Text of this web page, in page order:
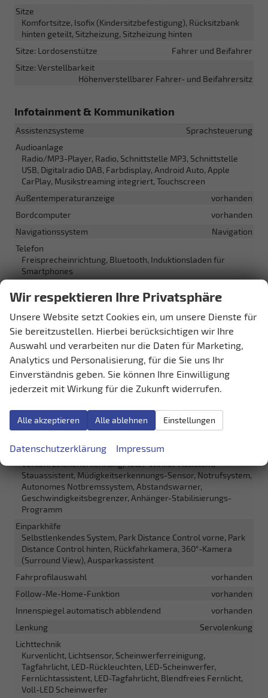
Sitze
Komfortsitze, Isofix (Kindersitzbefestigung), Rücksitzbank
hinten geteilt, Sitzheizung, Sitzheizung hinten
Sitze: Lordosenstütze
Fahrer und Beifahrer
Sitze: Verstellbarkeit
Höhenverstellbarer Fahrer- und Beifahrersitz
Infotainment & Kommunikation
Assistenzsysteme
Sprachsteuerung
Audioanlage
Radio/MP3-Player, Radio, Schnittstelle MP3, Schnittstelle
USB, Digitalradio DAB, Farbdisplay, Android Auto, Apple
CarPlay, Musikstreaming integriert, Touchscreen
Außentemperaturanzeige
vorhanden
Bordcomputer
vorhanden
Navigationssystem
Navigation
Telefon
Freisprecheinrichtung, Bluetooth, Induktionsladen für
Smartphones
Volldigitales Kombiinstrument (Virtual Cockpit)
vorhanden
Sicherheit & Assistenz
Airbags
Airbag, Fenster-/Kopfairbags Vorne, Beifahrerairbag
abschaltbar, Seitenairbags Vorne, Beifahrerairbag,
Fenster-/Kopfairbags Hinten
Regensensor, Tempomat, Notbremsassistent (City-Safety),
Berganfahrassistent, Spurhalteassistent,
Abstandstempomat adaptiv (ACC),
Verkehrzeichenerkennung, Toter-Winkel-Assistent,
Stauassistent, Müdigkeitserkennungs-Sensor, Notrufsystem,
Autonomes Notbremssystem, Abstandswarner,
Geschwindigkeitsbegrenzer, Anhänger-Stabilisierungs-
Programm
Einparkhilfe
Selbstlenkendes System, Park Distance Control vorne, Park
Distance Control hinten, Rückfahrkamera, 360°-Kamera
(Surround View), Ausparkassistent
Fahrprofilauswahl
vorhanden
Follow-Me-Home-Funktion
vorhanden
Innenspiegel automatisch abblendend
vorhanden
Lenkung
Servolenkung
Lichttechnik
Kurvenlicht, Lichtsensor, Scheinwerferreinigung,
Tagfahrlicht, LED-Rückleuchten, LED-Scheinwerfer,
Fernlichtassistent, LED-Tagfahrlicht, Blendfreies Fernlicht,
Voll-LED Scheinwerfer
Wir respektieren Ihre Privatsphäre
Unsere Website setzt Cookies ein, um unsere Dienste für
Sie bereitzustellen. Hierbei berücksichtigen wir Ihre
Auswahl und verarbeiten nur die Daten für Marketing,
Analytics und Personalisierung, für die Sie uns Ihr
Einverständnis geben. Sie können Ihre Einwilligung
jederzeit mit Wirkung für die Zukunft widerrufen.
Alle akzeptieren Alle ablehnen Einstellungen
Datenschutzerklärung Impressum